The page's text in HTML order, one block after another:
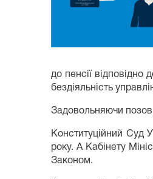
до пенсії
бездіяльність
Задовольняючи
Конституційний Суд
року. А Кабінету
Законом.